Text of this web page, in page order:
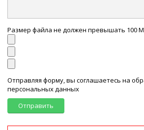
Размер файла не должен превышать 100
Отправляя форму, вы соглашаетесь на
персональных данных
Отправить